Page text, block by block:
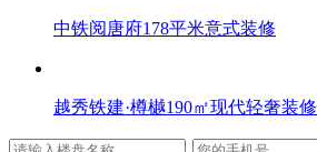
中铁阅唐府178平米意式装修
越秀铁建·樽樾190㎡现代轻奢装修